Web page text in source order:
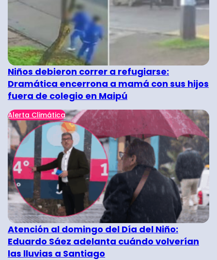
Niños debieron correr a refugiarse:
Dramática encerrona a mamá con sus hijos
fuera de colegio en Maipú
Alerta Climática
Atención al domingo del Día del Niño:
Eduardo Sáez adelanta cuándo volverían
las lluvias a Santiago